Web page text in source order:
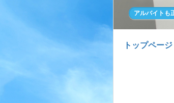
アルバイトも
トップページ